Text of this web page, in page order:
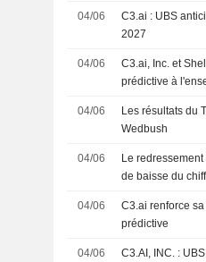
04/06
C3.ai : UBS
2027
04/06
C3.ai, Inc. et
prédictive à
04/06
Les résultats du
Wedbush
04/06
Le
de baisse du
04/06
C3.ai renforce
prédictive
04/06